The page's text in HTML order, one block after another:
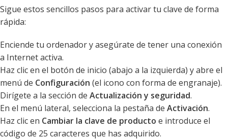
Sigue estos sencillos pasos para activar tu clave de forma
rápida:
Enciende tu ordenador y asegúrate de tener una conexión
a Internet activa.
Haz clic en el botón de inicio (abajo a la izquierda) y abre el
menú de Configuración (el icono con forma de engranaje).
Dirígete a la sección de Actualización y seguridad.
En el menú lateral, selecciona la pestaña de Activación.
Haz clic en Cambiar la clave de producto e introduce el
código de 25 caracteres que has adquirido.